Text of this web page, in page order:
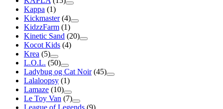
Kappa (1)
Kickmaster (4)
KidzzFarm (1)
Kinetic Sand (20)
Kocot Kids (4)
Krea (5)
L.O.L. (50)
Ladybug og Cat Noir (45)
Lalaloopsy (1)
Lamaze (10)
Le Toy Van (7)
League of Legends (9)